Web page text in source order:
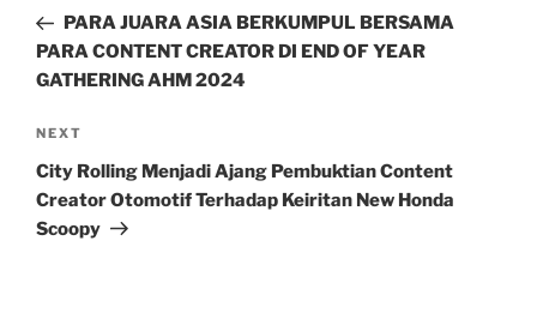
PostPARA JUARA ASIA BERKUMPUL BERSAMA
PARA CONTENT CREATOR DI END OF YEAR
GATHERING AHM 2024
Next
Post
NEXT
City Rolling Menjadi Ajang Pembuktian Content
Creator Otomotif Terhadap Keiritan New Honda
Scoopy